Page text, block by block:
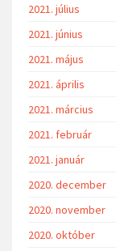
2021. július
2021. június
2021. május
2021. április
2021. március
2021. február
2021. január
2020. december
2020. november
2020. október